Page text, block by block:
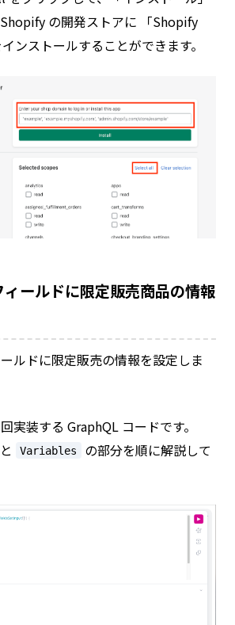
の開発ストアに 「Shopify
ンストールすることができます。
ールドに限定販売商品の情報
ルドに限定販売の情報を設定しま
実装する GraphQL コードです。
Variables
の部分を順に解説して